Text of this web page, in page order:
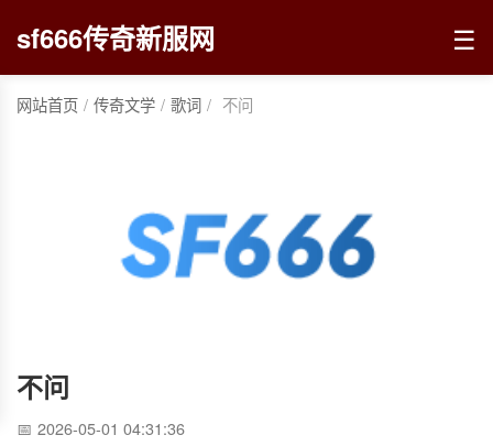
sf666传奇新服网 ☰
网站首页 / 传奇文学 / 歌词 / 不问
不问
2026-05-01 04:31:36